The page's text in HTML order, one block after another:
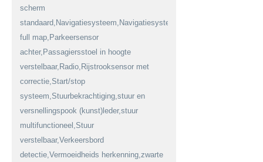
scherm
standaard,Navigatiesysteem,Navigatiesysteem
full map,Parkeersensor
achter,Passagiersstoel in hoogte
verstelbaar,Radio,Rijstrooksensor met
correctie,Start/stop
systeem,Stuurbekrachtiging,stuur en
versnellingspook (kunst)leder,stuur
multifunctioneel,Stuur
verstelbaar,Verkeersbord
detectie,Vermoeidheids herkenning,zwarte